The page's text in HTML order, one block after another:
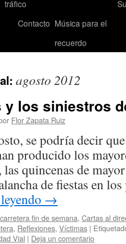
tráfico
Contacto Música para el
recuerdo
agosto 2012
y los siniestros
Flor Zapata Ruiz
se podría decir
producido los
las quincenas de
de fiestas en
→
fin de semana, Cartas al
, Reflexiones, Víctimas |
Vial | Deja un comentario